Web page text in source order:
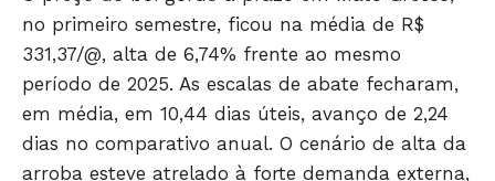
Só Notícias
no primeiro semestre, ficou na média de R$
331,37/@, alta de 6,74% frente ao mesmo
período de 2025. As escalas de abate fecharam,
em média, em 10,44 dias úteis, avanço de 2,24
dias no comparativo anual. O cenário de alta da
arroba esteve atrelado à forte demanda externa,